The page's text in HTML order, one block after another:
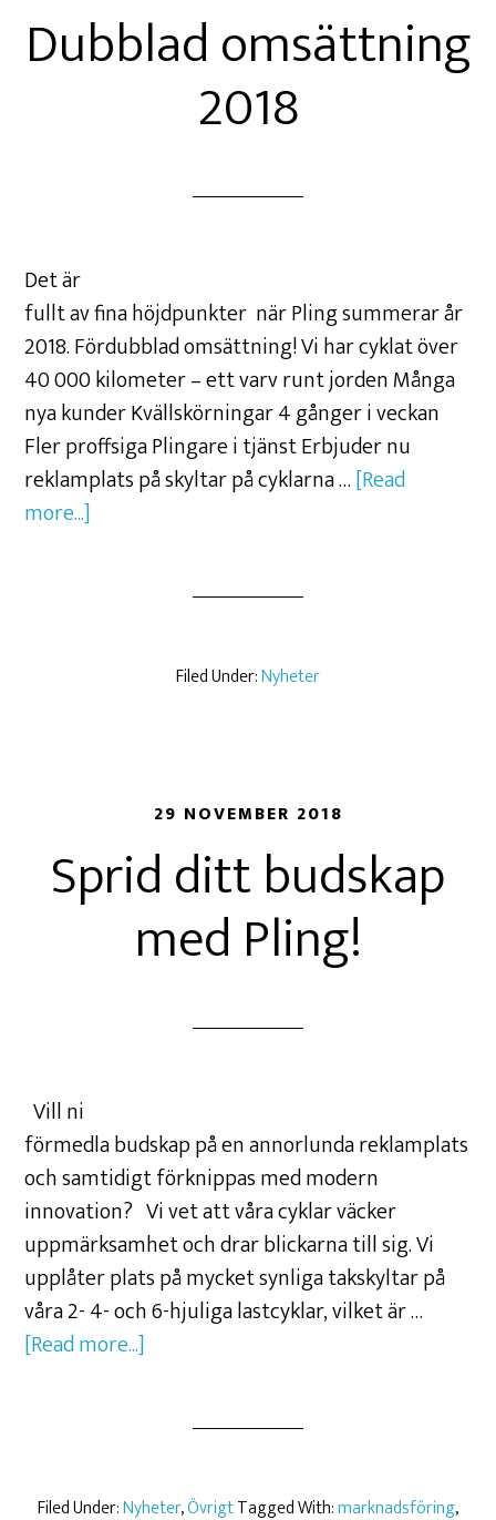
Dubblad omsättning
2018
Det är
fullt av fina höjdpunkter när Pling summerar år
2018. Fördubblad omsättning! Vi har cyklat över
40 000 kilometer – ett varv runt jorden Många
nya kunder Kvällskörningar 4 gånger i veckan
Fler proffsiga Plingare i tjänst Erbjuder nu
reklamplats på skyltar på cyklarna …[Read
more...]
Filed Under:Nyheter
29 NOVEMBER 2018
Sprid ditt budskap
med Pling!
Vill ni
förmedla budskap på en annorlunda reklamplats
och samtidigt förknippas med modern
innovation? Vi vet att våra cyklar väcker
uppmärksamhet och drar blickarna till sig. Vi
upplåter plats på mycket synliga takskyltar på
våra 2- 4- och 6-hjuliga lastcyklar, vilket är …
[Read more...]
Filed Under:Nyheter,ÖvrigtTagged With:marknadsföring,